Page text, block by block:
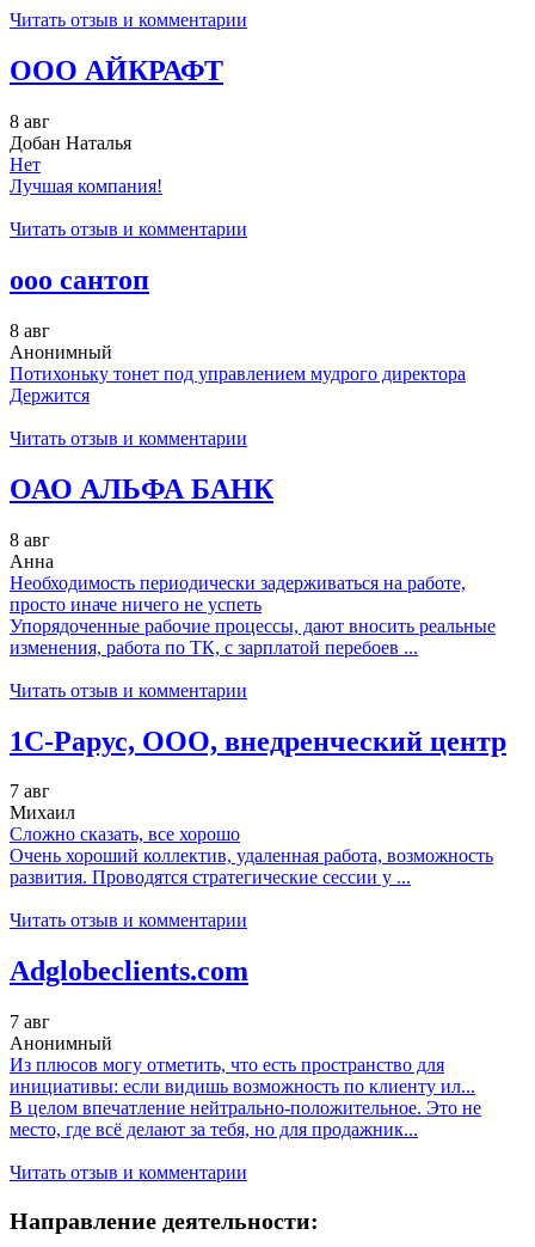
Читать отзыв и комментарии
ООО АЙКРАФТ
8 авг
Добан Наталья
Нет
Лучшая компания!
Читать отзыв и комментарии
ооо сантоп
8 авг
Анонимный
Потихоньку тонет под управлением мудрого директора
Держится
Читать отзыв и комментарии
ОАО АЛЬФА БАНК
8 авг
Анна
Необходимость периодически задерживаться на работе,
просто иначе ничего не успеть
Упорядоченные рабочие процессы, дают вносить реальные
изменения, работа по ТК, с зарплатой перебоев ...
Читать отзыв и комментарии
1C-Рарус, ООО, внедренческий центр
7 авг
Михаил
Сложно сказать, все хорошо
Очень хороший коллектив, удаленная работа, возможность
развития. Проводятся стратегические сессии у ...
Читать отзыв и комментарии
Adglobeclients.com
7 авг
Анонимный
Из плюсов могу отметить, что есть пространство для
инициативы: если видишь возможность по клиенту ил...
В целом впечатление нейтрально-положительное. Это не
место, где всё делают за тебя, но для продажник...
Читать отзыв и комментарии
Направление деятельности: